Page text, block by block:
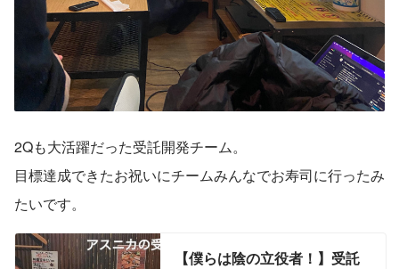
2Qも大活躍だった受託開発チーム。
目標達成できたお祝いにチームみんなでお寿司に行ったみ
たいです。
【僕らは陰の立役者！】受託